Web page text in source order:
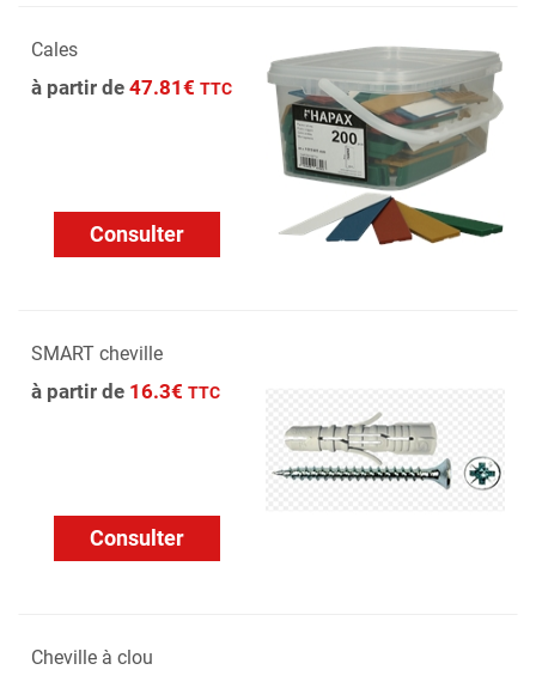
Cales
à partir de 47.81€ TTC
Consulter
SMART cheville
à partir de 16.3€ TTC
Consulter
Cheville à clou